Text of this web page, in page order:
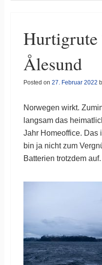
Hurtigrute
Ålesund
Posted on 27. Februar 2022
Norwegen wirkt.
langsam das
Jahr Homeoffice. Das
bin ja nicht zum
Batterien trotzdem auf.